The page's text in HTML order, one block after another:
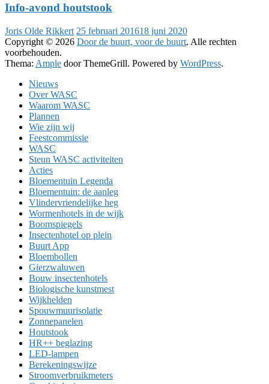
Info-avond houtstook
Joris Olde Rikkert 25 februari 201618 juni 2020
Copyright © 2026 Door de buurt, voor de buurt. Alle rechten
voorbehouden.
Thema: Ample door ThemeGrill. Powered by WordPress.
Nieuws
Over WASC
Waarom WASC
Plannen
Wie zijn wij
Feestcommissie
WASC
Steun WASC activiteiten
Acties
Bloementuin Legenda
Bloementuin: de aanleg
Vlindervriendelijke heg
Wormenhotels in de wijk
Boomspiegels
Insectenhotel op plein
Buurt App
Bloembollen
Gierzwaluwen
Bouw insectenhotels
Biologische kunstmest
Wijkhelden
Spouwmuurisolatie
Zonnepanelen
Houtstook
HR++ beglazing
LED-lampen
Berekeningswijze
Stroomverbruikmeters